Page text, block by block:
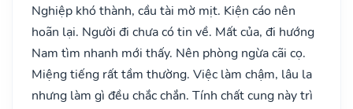
Nghiệp khó thành, cầu tài mờ mịt. Kiện cáo nên
hoãn lại. Người đi chưa có tin về. Mất của, đi hướng
Nam tìm nhanh mới thấy. Nên phòng ngừa cãi cọ.
Miệng tiếng rất tầm thường. Việc làm chậm, lâu la
nhưng làm gì đều chắc chắn. Tính chất cung này trì